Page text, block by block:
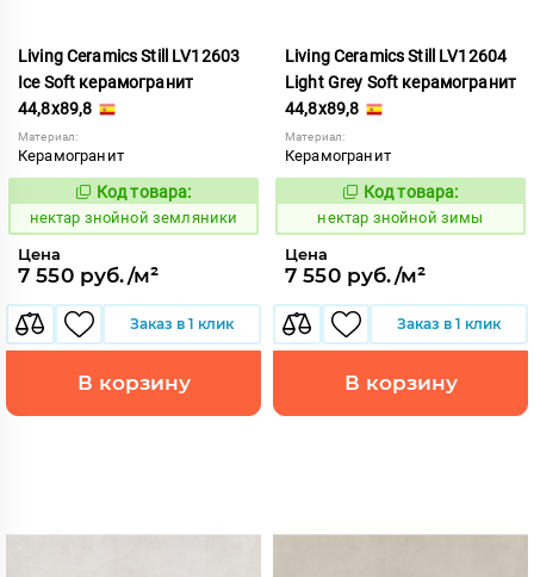
Living Ceramics Still LV12603
Ice Soft керамогранит
44,8x89,8
Материал:
Керамогранит
1129031
Код товара:
нектар знойной земляники
Цена
7 550 руб./м²
Заказ в 1 клик
В корзину
Living Ceramics Still LV12604
Light Grey Soft керамогранит
44,8x89,8
Материал:
Керамогранит
1129032
Код товара:
нектар знойной зимы
Цена
7 550 руб./м²
Заказ в 1 клик
В корзину